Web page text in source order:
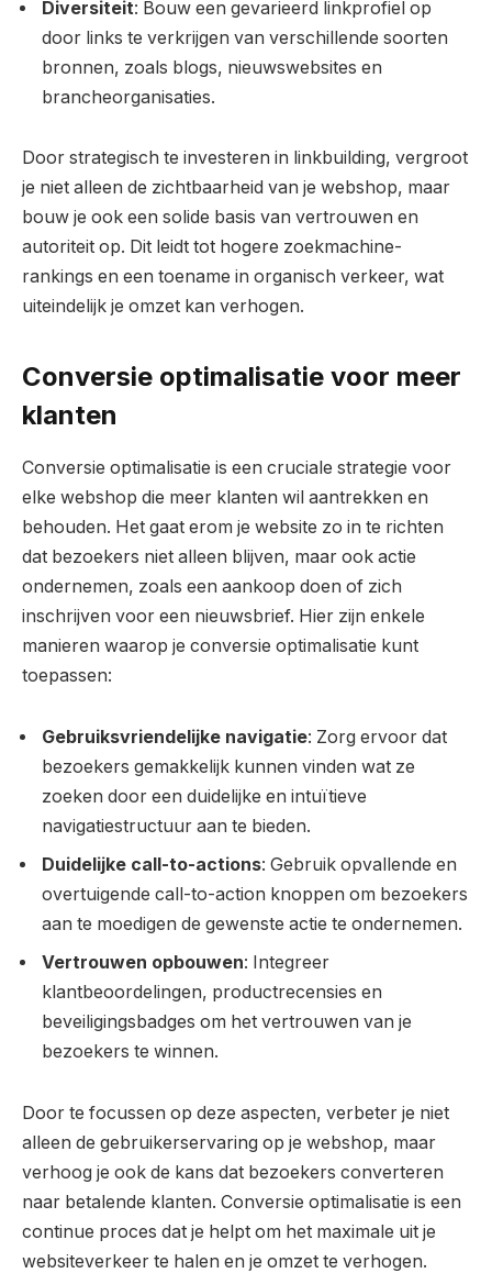
Diversiteit: Bouw een gevarieerd linkprofiel op
door links te verkrijgen van verschillende soorten
bronnen, zoals blogs, nieuwswebsites en
brancheorganisaties.
Door strategisch te investeren in linkbuilding, vergroot
je niet alleen de zichtbaarheid van je webshop, maar
bouw je ook een solide basis van vertrouwen en
autoriteit op. Dit leidt tot hogere zoekmachine-
rankings en een toename in organisch verkeer, wat
uiteindelijk je omzet kan verhogen.
Conversie optimalisatie voor meer
klanten
Conversie optimalisatie is een cruciale strategie voor
elke webshop die meer klanten wil aantrekken en
behouden. Het gaat erom je website zo in te richten
dat bezoekers niet alleen blijven, maar ook actie
ondernemen, zoals een aankoop doen of zich
inschrijven voor een nieuwsbrief. Hier zijn enkele
manieren waarop je conversie optimalisatie kunt
toepassen:
Gebruiksvriendelijke navigatie: Zorg ervoor dat
bezoekers gemakkelijk kunnen vinden wat ze
zoeken door een duidelijke en intuïtieve
navigatiestructuur aan te bieden.
Duidelijke call-to-actions: Gebruik opvallende en
overtuigende call-to-action knoppen om bezoekers
aan te moedigen de gewenste actie te ondernemen.
Vertrouwen opbouwen: Integreer
klantbeoordelingen, productrecensies en
beveiligingsbadges om het vertrouwen van je
bezoekers te winnen.
Door te focussen op deze aspecten, verbeter je niet
alleen de gebruikerservaring op je webshop, maar
verhoog je ook de kans dat bezoekers converteren
naar betalende klanten. Conversie optimalisatie is een
continue proces dat je helpt om het maximale uit je
websiteverkeer te halen en je omzet te verhogen.